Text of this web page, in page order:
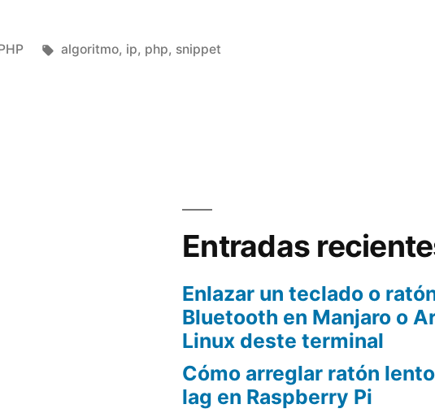
Etiquetas:
algoritmo, ip, php, snippet
Entradas
Enlazar un teclado o
Bluetooth en Manjaro o
Linux deste terminal
Cómo arreglar ratón
lag en Raspberry Pi